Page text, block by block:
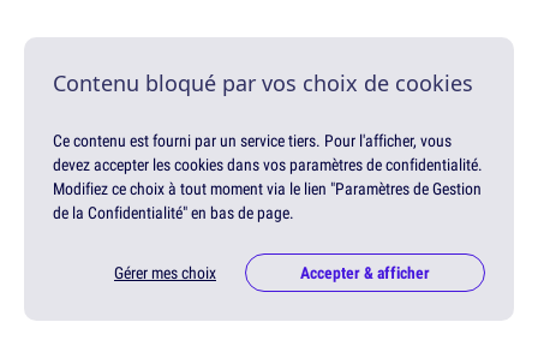
Contenu bloqué par vos choix de cookies
Ce contenu est fourni par un service tiers. Pour l'afficher, vous
devez accepter les cookies dans vos paramètres de confidentialité.
Modifiez ce choix à tout moment via le lien "Paramètres de Gestion
de la Confidentialité" en bas de page.
Gérer mes choix Accepter & afficher